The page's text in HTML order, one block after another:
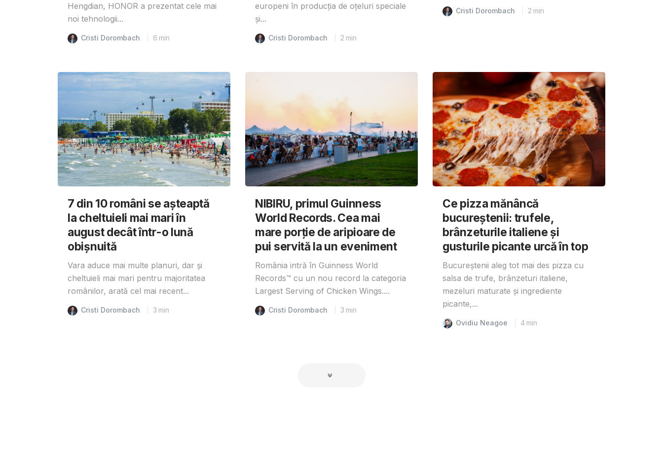
Hengdian, HONOR a prezentat cele mai
noi tehnologii...
Cristi Dorombach 6 min
europeni în producția de oțeluri speciale
și...
Cristi Dorombach 2 min
Cristi Dorombach 2 min
7 din 10 români se așteaptă
la cheltuieli mai mari în
august decât într-o lună
obișnuită
Vara aduce mai multe planuri, dar și
cheltuieli mai mari pentru majoritatea
românilor, arată cel mai recent...
Cristi Dorombach 3 min
NIBIRU, primul Guinness
World Records. Cea mai
mare porție de aripioare de
pui servită la un eveniment
România intră în Guinness World
Records™️ cu un nou record la categoria
Largest Serving of Chicken Wings....
Cristi Dorombach 3 min
Ce pizza mănâncă
bucureștenii: trufele,
brânzeturile italiene și
gusturile picante urcă în top
Bucureștenii aleg tot mai des pizza cu
salsa de trufe, brânzeturi italiene,
mezeluri maturate și ingrediente
picante,...
Ovidiu Neagoe 4 min